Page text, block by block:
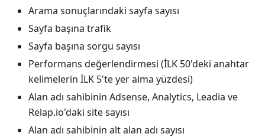
Arama sonuçlarındaki sayfa sayısı
Sayfa başına trafik
Sayfa başına sorgu sayısı
Performans değerlendirmesi (İLK 50'deki anahtar
kelimelerin İLK 5'te yer alma yüzdesi)
Alan adı sahibinin Adsense, Analytics, Leadia ve
Relap.io'daki site sayısı
Alan adı sahibinin alt alan adı sayısı